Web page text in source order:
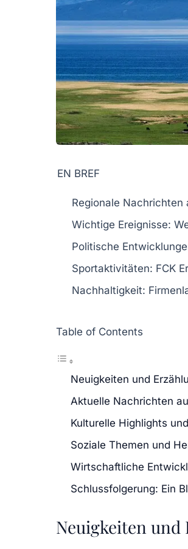
EN BREF
Regionale Nachrichten
Wichtige Ereignisse:
Politische
Sportaktivitäten: FCK
Nachhaltigkeit:
Table of Contents
Neuigkeiten und
Aktuelle Nachrichten
Kulturelle Highlights
Soziale Themen und
Wirtschaftliche
Schlussfolgerung: Ein
Neuigkeiten und